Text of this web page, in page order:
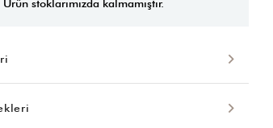
Ürün stoklarımızda kalmamıştır.